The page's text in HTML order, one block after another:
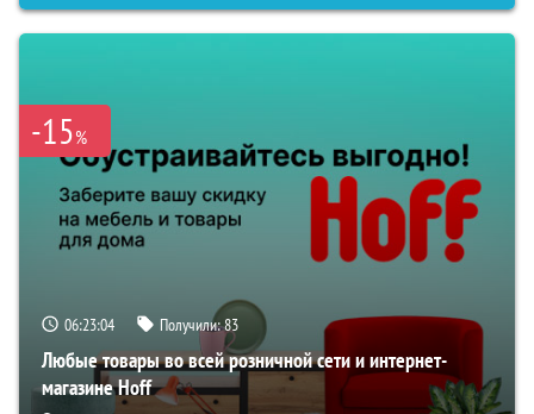
-15%
06:23:03 Получили:83
Любые товары во всей розничной сети и интернет-
магазине Hoff